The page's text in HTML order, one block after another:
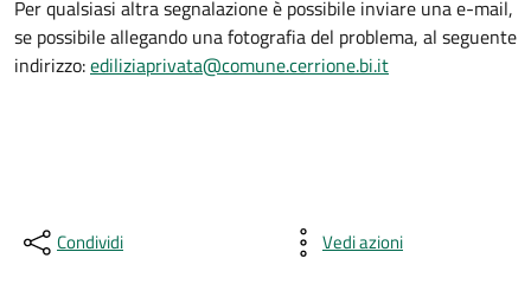
Per qualsiasi altra segnalazione è possibile inviare una e-mail,
se possibile allegando una fotografia del problema, al seguente
indirizzo:ediliziaprivata@comune.cerrione.bi.it
Condividi Vedi azioni